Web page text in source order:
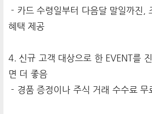
- 카드 수령일부터 다음달 말일까진,
혜택 제공
4. 신규 고객 대상으로 한 EVENT를
면 더 좋음
- 경품 증정이나 주식 거래 수수료 무